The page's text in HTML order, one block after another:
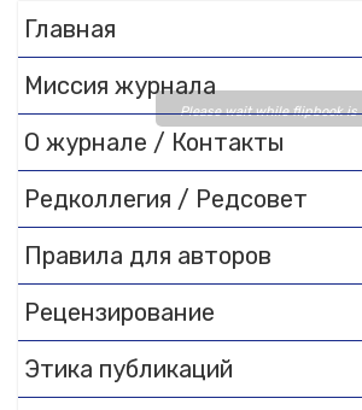
Please wait while flipbook is
loading. For more related info,
FAQs and issues please refer
to
DearFlip WordPress
Flipbook Plugin Help
documentation.
Главная
Миссия журнала
О журнале / Контакты
Редколлегия / Редсовет
Правила для авторов
Рецензирование
Этика публикаций